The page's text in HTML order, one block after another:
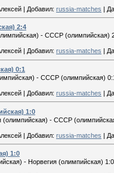
| Добавил: russia-matches |
2:4
- СССР (олимпийская)
Добавил: russia-matches
0:1
- СССР (олимпийская)
| Добавил: russia-matches |
1:0
(олимпийская) - СССР
| Добавил: russia-matches |
1:0
- Норвегия (олимпийская) 1:0